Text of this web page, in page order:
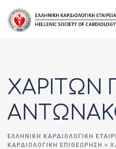
content
ΧΑΡΙΤΩΝ
ΕΛΛΗΝΙΚΉ ΚΑΡΔΙΟΛΟΓΙΚΉ
ΚΑΡΔΙΟΛΟΓΙΚΗ ΕΠΙΘΕΩΡΗΣΗ >